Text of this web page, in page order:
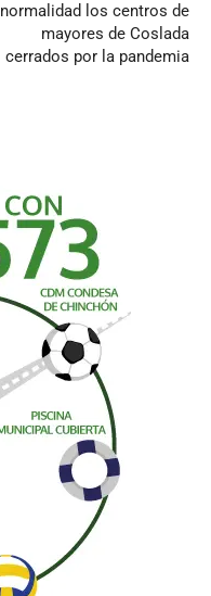
normalidad los centros de
mayores de Coslada
cerrados por la pandemia